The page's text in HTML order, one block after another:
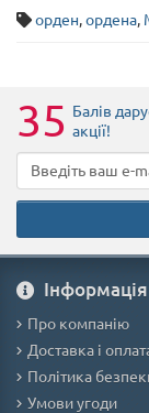
орден,ордена,
35 Балів
акції!
Iнформація
Про компанію
Доставка і
Політика
Умови угоди